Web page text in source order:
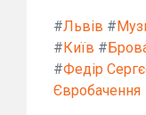
#Львів #
#Київ #
#Федір
Євробачення